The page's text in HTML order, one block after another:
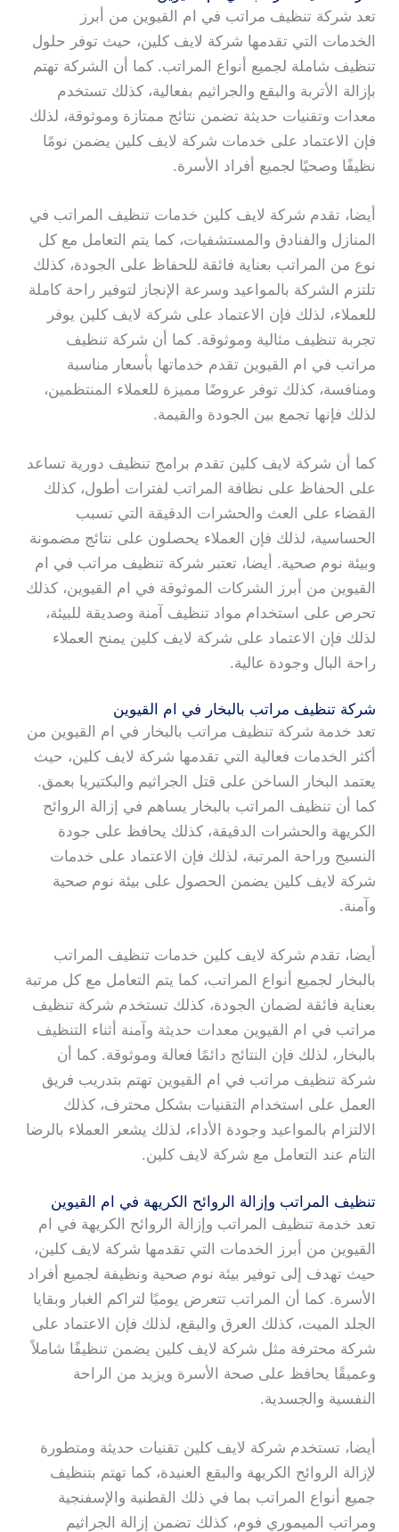
تعد شركة تنظيف مراتب في ام القيوين من أبرز
الخدمات التي تقدمها شركة لايف كلين، حيث توفر حلول
تنظيف شاملة لجميع أنواع المراتب. كما أن الشركة تهتم
بإزالة الأتربة والبقع والجراثيم بفعالية، كذلك تستخدم
معدات وتقنيات حديثة تضمن نتائج ممتازة وموثوقة، لذلك
فإن الاعتماد على خدمات شركة لايف كلين يضمن نومًا
نظيفًا وصحيًا لجميع أفراد الأسرة.
أيضا، تقدم شركة لايف كلين خدمات تنظيف المراتب في
المنازل والفنادق والمستشفيات، كما يتم التعامل مع كل
نوع من المراتب بعناية فائقة للحفاظ على الجودة، كذلك
تلتزم الشركة بالمواعيد وسرعة الإنجاز لتوفير راحة كاملة
للعملاء، لذلك فإن الاعتماد على شركة لايف كلين يوفر
تجربة تنظيف مثالية وموثوقة. كما أن شركة تنظيف
مراتب في ام القيوين تقدم خدماتها بأسعار مناسبة
ومنافسة، كذلك توفر عروضًا مميزة للعملاء المنتظمين،
لذلك فإنها تجمع بين الجودة والقيمة.
كما أن شركة لايف كلين تقدم برامج تنظيف دورية تساعد
على الحفاظ على نظافة المراتب لفترات أطول، كذلك
القضاء على العث والحشرات الدقيقة التي تسبب
الحساسية، لذلك فإن العملاء يحصلون على نتائج مضمونة
وبيئة نوم صحية. أيضا، تعتبر شركة تنظيف مراتب في ام
القيوين من أبرز الشركات الموثوقة في ام القيوين، كذلك
تحرص على استخدام مواد تنظيف آمنة وصديقة للبيئة،
لذلك فإن الاعتماد على شركة لايف كلين يمنح العملاء
راحة البال وجودة عالية.
شركة تنظيف مراتب بالبخار في ام القيوين
تعد خدمة شركة تنظيف مراتب بالبخار في ام القيوين من
أكثر الخدمات فعالية التي تقدمها شركة لايف كلين، حيث
يعتمد البخار الساخن على قتل الجراثيم والبكتيريا بعمق.
كما أن تنظيف المراتب بالبخار يساهم في إزالة الروائح
الكريهة والحشرات الدقيقة، كذلك يحافظ على جودة
النسيج وراحة المرتبة، لذلك فإن الاعتماد على خدمات
شركة لايف كلين يضمن الحصول على بيئة نوم صحية
وآمنة.
أيضا، تقدم شركة لايف كلين خدمات تنظيف المراتب
بالبخار لجميع أنواع المراتب، كما يتم التعامل مع كل مرتبة
بعناية فائقة لضمان الجودة، كذلك تستخدم شركة تنظيف
مراتب في ام القيوين معدات حديثة وآمنة أثناء التنظيف
بالبخار، لذلك فإن النتائج دائمًا فعالة وموثوقة. كما أن
شركة تنظيف مراتب في ام القيوين تهتم بتدريب فريق
العمل على استخدام التقنيات بشكل محترف، كذلك
الالتزام بالمواعيد وجودة الأداء، لذلك يشعر العملاء بالرضا
التام عند التعامل مع شركة لايف كلين.
تنظيف المراتب وإزالة الروائح الكريهة في ام القيوين
تعد خدمة تنظيف المراتب وإزالة الروائح الكريهة في ام
القيوين من أبرز الخدمات التي تقدمها شركة لايف كلين،
حيث تهدف إلى توفير بيئة نوم صحية ونظيفة لجميع أفراد
الأسرة. كما أن المراتب تتعرض يوميًا لتراكم الغبار وبقايا
الجلد الميت، كذلك العرق والبقع، لذلك فإن الاعتماد على
شركة محترفة مثل شركة لايف كلين يضمن تنظيفًا شاملاً
وعميقًا يحافظ على صحة الأسرة ويزيد من الراحة
النفسية والجسدية.
أيضا، تستخدم شركة لايف كلين تقنيات حديثة ومتطورة
لإزالة الروائح الكريهة والبقع العنيدة، كما تهتم بتنظيف
جميع أنواع المراتب بما في ذلك القطنية والإسفنجية
ومراتب الميموري فوم، كذلك تضمن إزالة الجراثيم